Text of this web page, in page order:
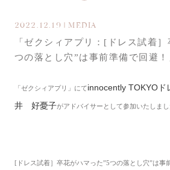
2022.12.19 | MEDIA
「ゼクシィアプリ：[ドレス試着
つの落とし穴”は事前準備で回避
「ゼクシィアプリ」にてinnocently TOKYOド
井 好憂子がアドバイサーとして参加いたしまし
[ドレス試着］卒花がハマった”5つの落とし穴”は事